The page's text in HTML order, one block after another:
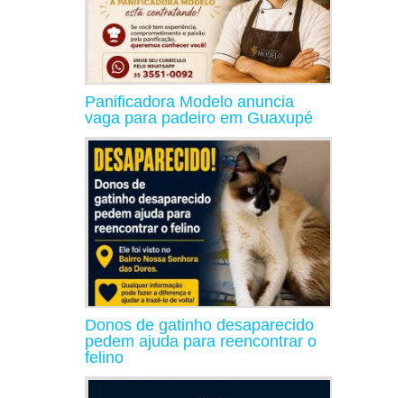
Panificadora Modelo anuncia
vaga para padeiro em Guaxupé
Donos de gatinho desaparecido
pedem ajuda para reencontrar o
felino